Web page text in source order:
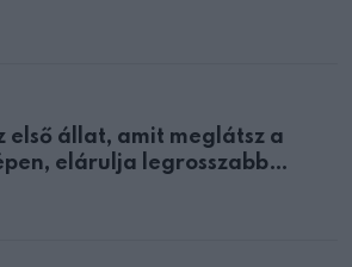
első állat, amit meglátsz a
elárulja legrosszabb